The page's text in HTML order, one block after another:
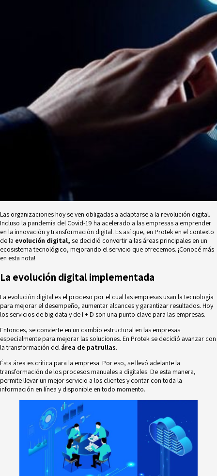
Las organizaciones hoy se ven obligadas a adaptarse a la revolución digital.
Incluso la pandemia del Covid-19 ha acelerado a las empresas a emprender
en la innovación y transformación digital. Es así que, en Protek en el contexto
de la evolución digital, se decidió convertir a las áreas principales en un
ecosistema tecnológico, mejorando el servicio que ofrecemos. ¡Conocé más
en esta nota!
La evolución digital implementada
La evolución digital es el proceso por el cual las empresas usan la tecnología
para mejorar el desempeño, aumentar alcances y garantizar resultados. Hoy
los servicios debig data y de I + D son una punto clave para las empresas.
Entonces, se convierte en un cambio estructural en las empresas
especialmente para mejorar las soluciones. En Protek se decidió avanzar con
la transformación del área de patrullas.
Ésta área es crítica para la empresa. Por eso, se llevó adelante la
transformación de los procesos manuales a digitales. De esta manera,
permite llevar un mejor servicio a los clientes y contar con toda la
información en línea y disponible en todo momento.